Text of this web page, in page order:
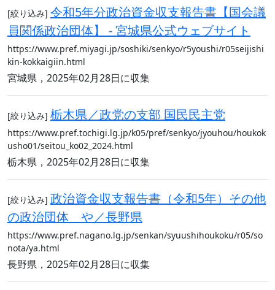
[絞り込み] 令和5年分政治資金収支報告書【国会議
員関係政治団体】 - 宮城県公式ウェブサイト
https://www.pref.miyagi.jp/soshiki/senkyo/r5youshi/r05seijishi
kin-kokkaigiin.html
宮城県，2025年02月28日に収集
[絞り込み] 栃木県／政党の支部 国民民主党
https://www.pref.tochigi.lg.jp/k05/pref/senkyo/jyouhou/houkok
usho01/seitou_ko02_2024.html
栃木県，2025年02月28日に収集
[絞り込み] 政治資金収支報告書（令和5年）その他
の政治団体＿や／長野県
https://www.pref.nagano.lg.jp/senkan/syuushihoukoku/r05/so
nota/ya.html
長野県，2025年02月28日に収集